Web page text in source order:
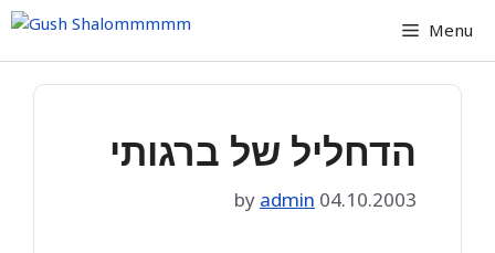
Skip
content
Menu
הדחליל של ברגותי
04.10.2003
by admin